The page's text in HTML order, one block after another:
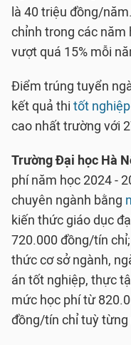
là 40 triệu đồng/
chỉnh trong các năm
vượt quá 15% mỗi
Điểm trúng tuyển
kết quả thi tốt
cao nhất trường với
Trường Đại học Hà
phí năm học 2024 -
chuyên ngành bằng
kiến thức giáo dục
720.000 đồng/tín
thức cơ sở ngành,
án tốt nghiệp, thực
mức học phí từ
đồng/tín chỉ tuỳ